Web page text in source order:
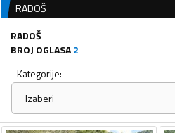
RADOŠ
RADOŠ
BROJ OGLASA2
Kategorije:
Izaberi